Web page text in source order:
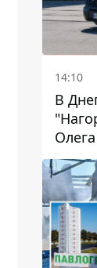
14:10
В
№5